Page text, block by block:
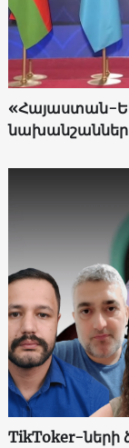
«Հայաստան-
նախանշաններ
TikToker-ների